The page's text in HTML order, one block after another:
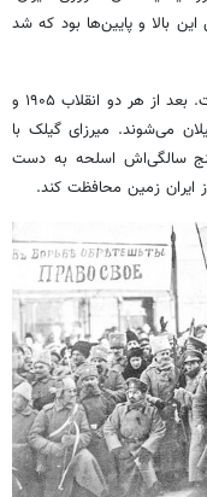
بالا و پایین‌ها بود که شد
این دو انقلاب تأثیرات مستقیمی بر کشور ما گذاشت. بعد از هر دو انقلاب ۱۹۰۵ و
می‌شوند. میرزای گیلک با
سالگی‌اش اسلحه به دست
ایران زمین محافظت کند.